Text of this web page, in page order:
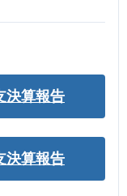
決算報告
決算報告